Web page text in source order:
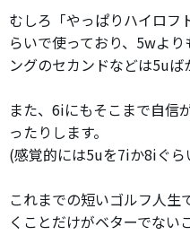
むしろ「やっぱりハイロフ
らいで使っており、5wよ
ングのセカンドなどは5uば
また、6iにもそこまで自信
ったりします。
(感覚的には5uを7iか8iぐ
これまでの短いゴルフ人生
くことだけがベターでない